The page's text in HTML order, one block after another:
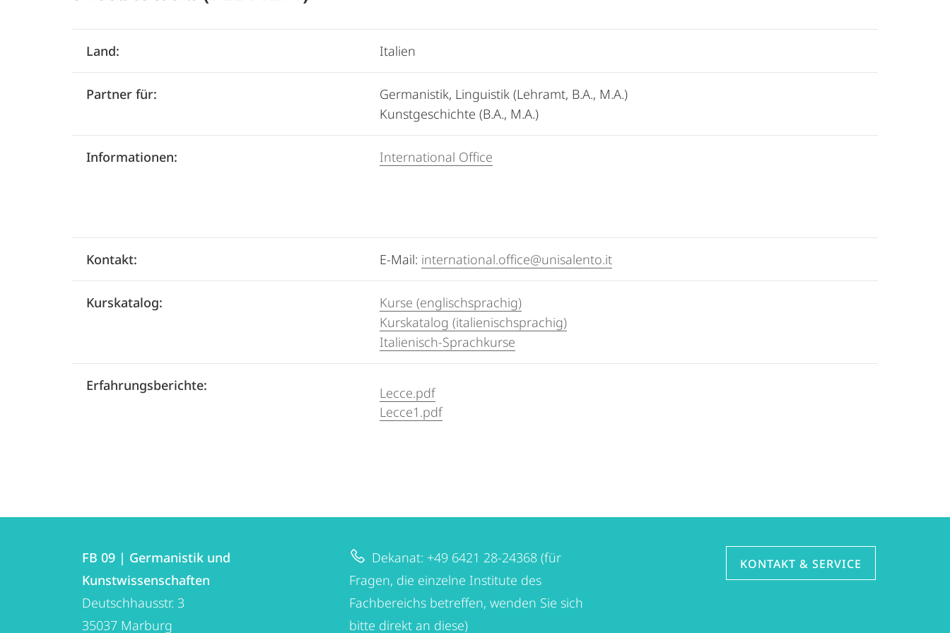
Land: Italien
Partner für:
Germanistik, Linguistik (Lehramt, B.A., M.A.)
Kunstgeschichte (B.A., M.A.)
Informationen: International Office
Kontakt: E-Mail: international.office@unisalento.it
Kurskatalog:
Kurse (englischsprachig)
Kurskatalog (italienischsprachig)
Italienisch-Sprachkurse
Erfahrungsberichte:
Lecce.pdf
Lecce1.pdf
Informationen
Kontaktinformationen
FB
09
|
FB 09 | Germanistik und
Kunstwissenschaften
Deutschhausstr. 3
35037 Marburg
Dekanat: +49 6421 28-24368 (für
Fragen, die einzelne Institute des
Fachbereichs betreffen, wenden Sie sich
bitte direkt an diese)
KONTAKT & SERVICE